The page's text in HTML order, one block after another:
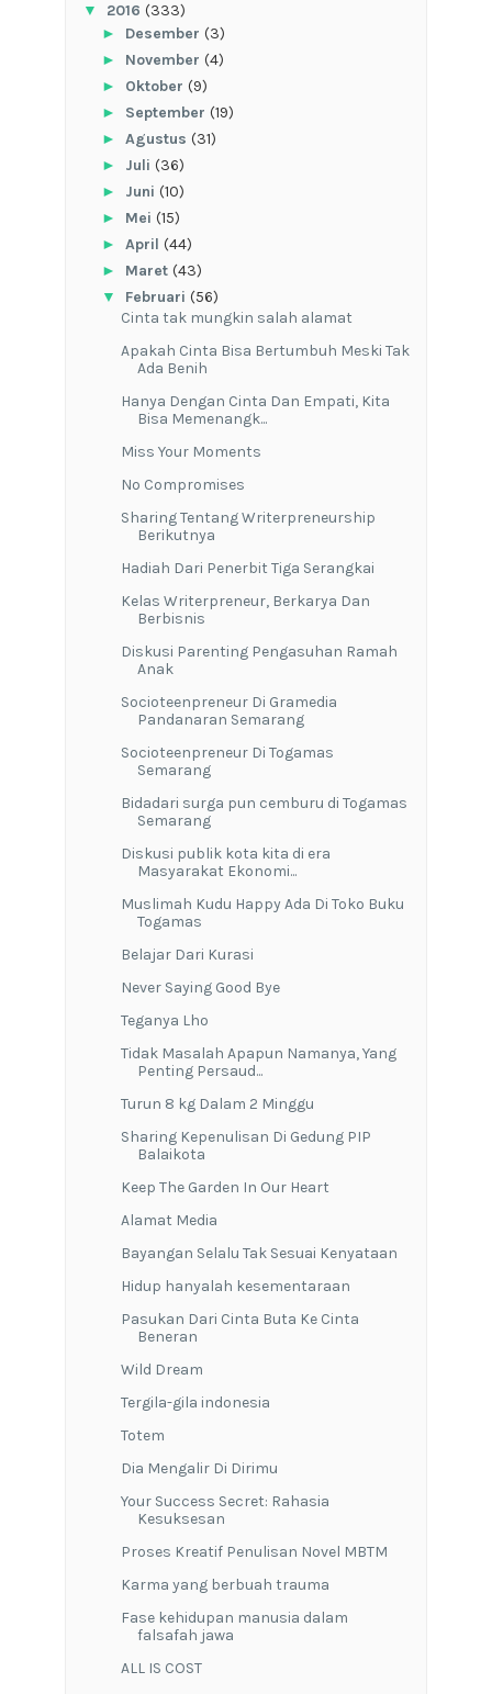
▼ 2016 (333)
► Desember (3)
► November (4)
► Oktober (9)
► September (19)
► Agustus (31)
► Juli (36)
► Juni (10)
► Mei (15)
► April (44)
► Maret (43)
▼ Februari (56)
Cinta tak mungkin salah alamat
Apakah Cinta Bisa Bertumbuh Meski Tak
Ada Benih
Hanya Dengan Cinta Dan Empati, Kita
Bisa Memenangk...
Miss Your Moments
No Compromises
Sharing Tentang Writerpreneurship
Berikutnya
Hadiah Dari Penerbit Tiga Serangkai
Kelas Writerpreneur, Berkarya Dan
Berbisnis
Diskusi Parenting Pengasuhan Ramah
Anak
Socioteenpreneur Di Gramedia
Pandanaran Semarang
Socioteenpreneur Di Togamas
Semarang
Bidadari surga pun cemburu di Togamas
Semarang
Diskusi publik kota kita di era
Masyarakat Ekonomi...
Muslimah Kudu Happy Ada Di Toko Buku
Togamas
Belajar Dari Kurasi
Never Saying Good Bye
Teganya Lho
Tidak Masalah Apapun Namanya, Yang
Penting Persaud...
Turun 8 kg Dalam 2 Minggu
Sharing Kepenulisan Di Gedung PIP
Balaikota
Keep The Garden In Our Heart
Alamat Media
Bayangan Selalu Tak Sesuai Kenyataan
Hidup hanyalah kesementaraan
Pasukan Dari Cinta Buta Ke Cinta
Beneran
Wild Dream
Tergila-gila indonesia
Totem
Dia Mengalir Di Dirimu
Your Success Secret: Rahasia
Kesuksesan
Proses Kreatif Penulisan Novel MBTM
Karma yang berbuah trauma
Fase kehidupan manusia dalam
falsafah jawa
ALL IS COST